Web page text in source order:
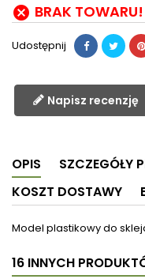
 BRAK TOWARU!
Udostępnij
Napisz recenzję
OPIS
SZCZEGÓŁY
KOSZT DOSTAWY
Model plastikowy do
16 INNYCH